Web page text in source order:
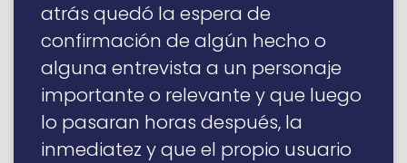
atrás quedó la espera de
confirmación de algún hecho o
alguna entrevista a un personaje
importante o relevante y que luego
lo pasaran horas después, la
inmediatez y que el propio usuario